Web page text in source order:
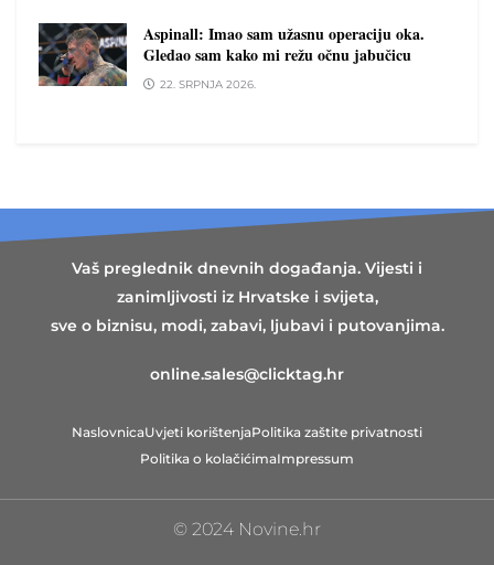
Aspinall: Imao sam užasnu operaciju oka.
Gledao sam kako mi režu očnu jabučicu
22. SRPNJA 2026.
Vaš preglednik dnevnih događanja. Vijesti i
zanimljivosti iz Hrvatske i svijeta,
sve o biznisu, modi, zabavi, ljubavi i putovanjima.
online.sales@clicktag.hr
NaslovnicaUvjeti korištenjaPolitika zaštite privatnosti
Politika o kolačićimaImpressum
© 2024 Novine.hr